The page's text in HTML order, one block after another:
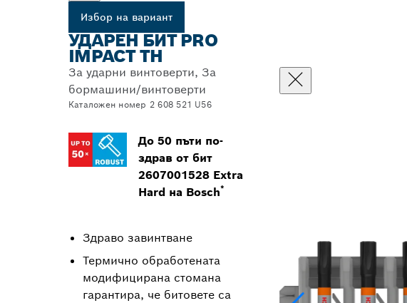
Избор на вариант
УДАРЕН БИТ PRO
IMPACT TH
За ударни винтоверти, За
бормашини/винтоверти
Каталожен номер 2 608 521 U56
До 50 пъти по-
здрав от бит
2607001528 Extra
Hard на Bosch*
Здраво завинтване
Термично обработената
модифицирана стомана
гарантира, че битовете са